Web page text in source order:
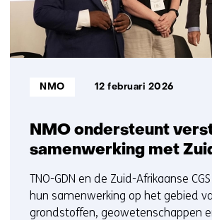
NMO ondersteunt
samenwerking met
Bron:
NMO 12 februari 2026
TNO-GDN en de Zuid-Afrikaanse
hun samenwerking op het gebied
grondstoffen, geowetenschappen